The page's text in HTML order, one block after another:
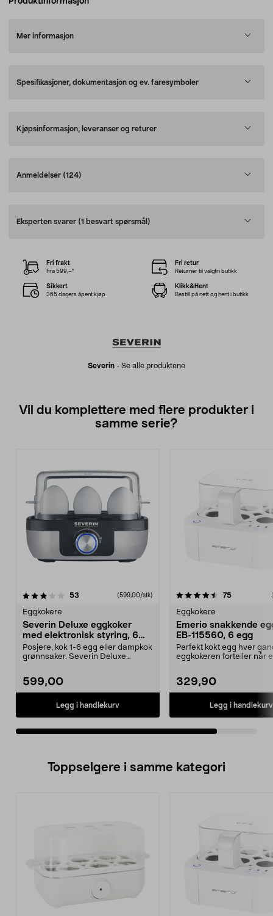
Mer informasjon
Spesifikasjoner, dokumentasjon og ev. faresymboler
Kjøpsinformasjon, leveranser og returer
Anmeldelser (124)
Eksperten svarer (1 besvart spørsmål)
Severin - Se alle produktene
Fri frakt
Fra 599,–*
Fri retur
Returner til valgfri butikk
Sikkert
365 dagers åpent kjøp
Klikk&Hent
Bestill på nett og hent i butikk
Vil du komplettere med flere produkter i
samme serie?
53 anmeldelser(599,00/stk)
Eggkokere
Severin Deluxe eggkoker
med elektronisk styring, 6
egg
Posjere, kok 1-6 egg eller dampkok
grønnsaker. Severin Deluxe
599,00
Legg i handlekurv
4.5av 5 stjerner 75
Eggkokere
Emerio snakkende
EB-115560, 6 egg
Perfekt kokt egg hver
eggkokeren forteller når
329,90
Legg i handlekurv
Toppselgere i samme kategori